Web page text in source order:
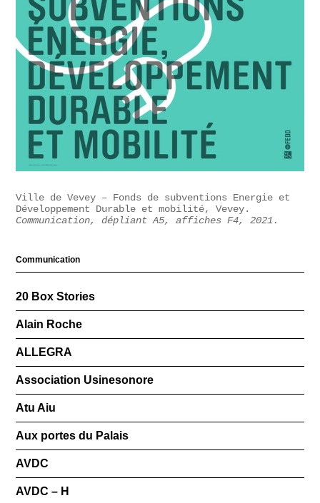
Ville de Vevey – Fonds de subventions Energie et
Développement Durable et mobilité, Vevey.
Communication, dépliant A5, affiches F4, 2021.
Communication
20 Box Stories
Alain Roche
ALLEGRA
Association Usinesonore
Atu Aiu
Aux portes du Palais
AVDC
AVDC – H